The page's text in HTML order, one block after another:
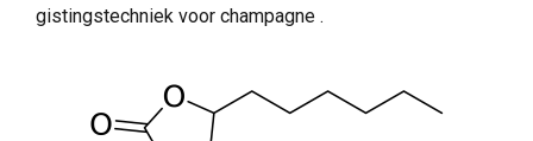
gistingstechniek voor champagne .